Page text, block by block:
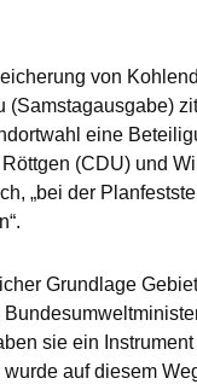
von
eine
(CDU) und
„bei der
Grundlage
sie ein
auf diesem